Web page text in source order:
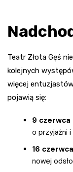
Teatr Złota Gęś
kolejnych
więcej
pojawią się:
9 czerwca
o przyjaźni
16
nowej